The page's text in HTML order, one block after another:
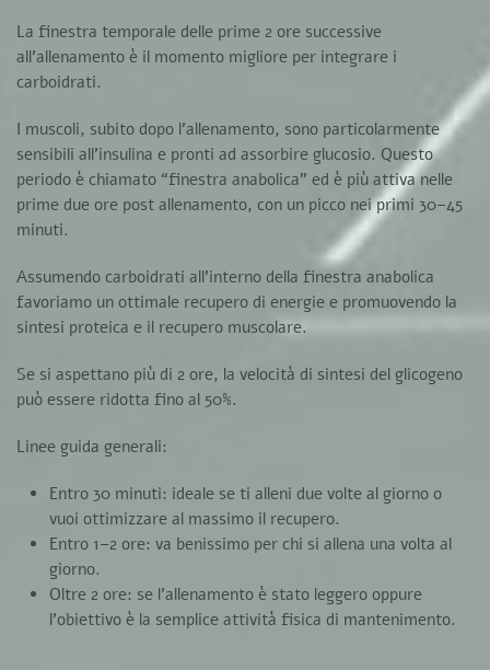
La finestra temporale delle prime 2 ore successive
all’allenamento è il momento migliore per integrare i
carboidrati.
I muscoli, subito dopo l’allenamento, sono particolarmente
sensibili all’insulina e pronti ad assorbire glucosio. Questo
periodo è chiamato “finestra anabolica” ed è più attiva nelle
prime due ore post allenamento, con un picco nei primi 30–45
minuti.
Assumendo carboidrati all’interno della finestra anabolica
favoriamo un ottimale recupero di energie e promuovendo la
sintesi proteica e il recupero muscolare.
Se si aspettano più di 2 ore, la velocità di sintesi del glicogeno
può essere ridotta fino al 50%.
Linee guida generali:
Entro 30 minuti: ideale se ti alleni due volte al giorno o
vuoi ottimizzare al massimo il recupero.
Entro 1–2 ore: va benissimo per chi si allena una volta al
giorno.
Oltre 2 ore: se l’allenamento è stato leggero oppure
l’obiettivo è la semplice attività fisica di mantenimento.